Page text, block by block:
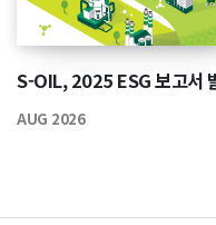
S-OIL, 2025 ESG 보고서
AUG 2026